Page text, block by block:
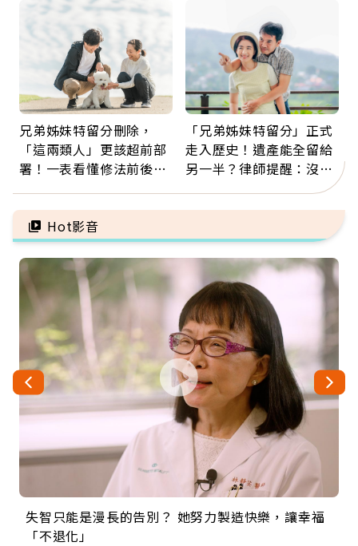
鍵
兄弟姊妹特留分刪除，
「這兩類人」更該超前部
署！一表看懂修法前後差
更多
「兄弟姊妹特留分」正式
走入歷史！遺產能全留給
另一半？律師提醒：沒做
Hot影音
失智只能是漫長的告別？ 她努力製造快樂，讓幸福
「不退化」
來自剛果的巧克力神父 為台灣奉獻36年 「台灣是我
的家，我連作夢都講台語！」
63歲卸矽谷副總、搬回台灣找快樂！「蛋黃哥小
丑」走進安養院，逗樂上萬爺奶：退休後才開始真
104歲打破金氏世界紀錄 成為全球最年長羽球選
手，分享長壽的秘密原來是「這個」
事業巔峰他選擇追夢…黑手阿伯拉小提琴還登上小
巨蛋！連CNN都大讚！